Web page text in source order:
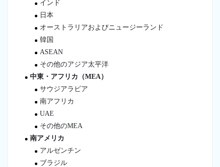
インド
日本
オーストラリアおよびニュージーランド
韓国
ASEAN
その他のアジア太平洋
中東・アフリカ（MEA）
サウジアラビア
南アフリカ
UAE
その他のMEA
南アメリカ
アルゼンチン
ブラジル